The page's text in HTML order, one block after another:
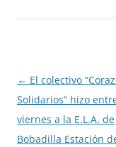
Navegación
de
entradas
← El colectivo
Solidarios” hizo
viernes a la E.L.A. de
Bobadilla Estación